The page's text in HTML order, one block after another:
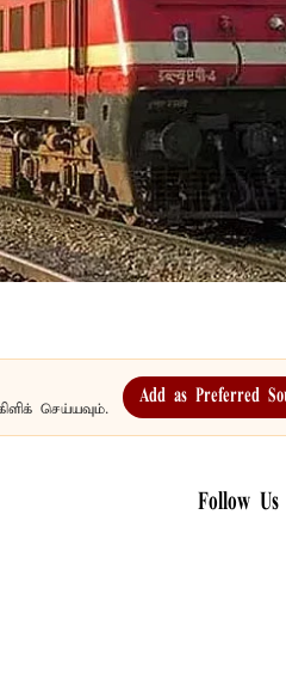
செய்யவும்.
Add as Preferred
Follow Us